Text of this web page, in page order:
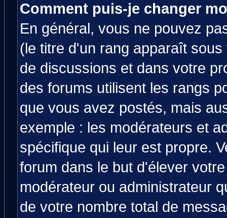
Comment puis-je changer
En général, vous ne pouvez
(le titre d'un rang apparaît
de discussions et dans votre
des forums utilisent les rangs
que vous avez postés, mais
exemple : les modérateurs et
spécifique qui leur est propre.
forum dans le but d'élever
modérateur ou administrateur
de votre nombre total de